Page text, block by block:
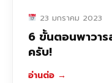
23 มกราคม 2023
6 ขั้นตอนพาวาร
ครับ!
อ่านต่อ →